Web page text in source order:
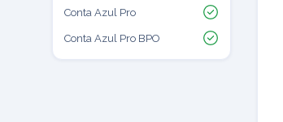
Conta Azul Pro
Conta Azul Pro BPO